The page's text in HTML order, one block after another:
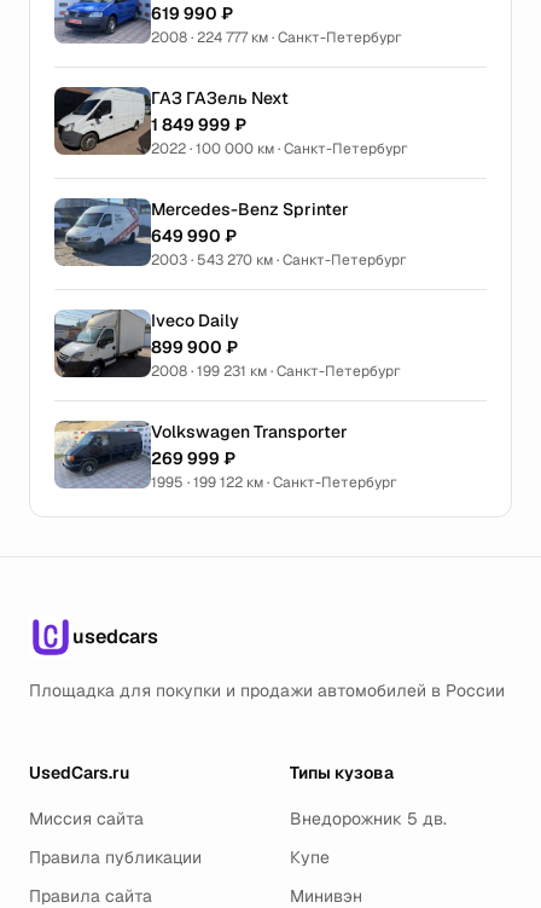
619 990 ₽
2008 · 224 777 км · Санкт-Петербург
ГАЗ ГАЗель Next
1 849 999 ₽
2022 · 100 000 км · Санкт-Петербург
Mercedes-Benz Sprinter
649 990 ₽
2003 · 543 270 км · Санкт-Петербург
Iveco Daily
899 900 ₽
2008 · 199 231 км · Санкт-Петербург
Volkswagen Transporter
269 999 ₽
1995 · 199 122 км · Санкт-Петербург
usedcars
Площадка для покупки и продажи автомобилей в России
UsedCars.ru
Миссия сайта
Правила публикации
Правила сайта
Типы кузова
Внедорожник 5 дв.
Купе
Минивэн